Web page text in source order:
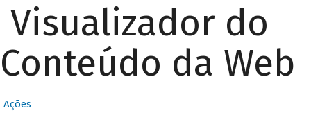
Visualizador do
Conteúdo da Web
Ações